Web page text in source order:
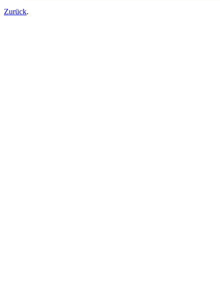
Zurück.